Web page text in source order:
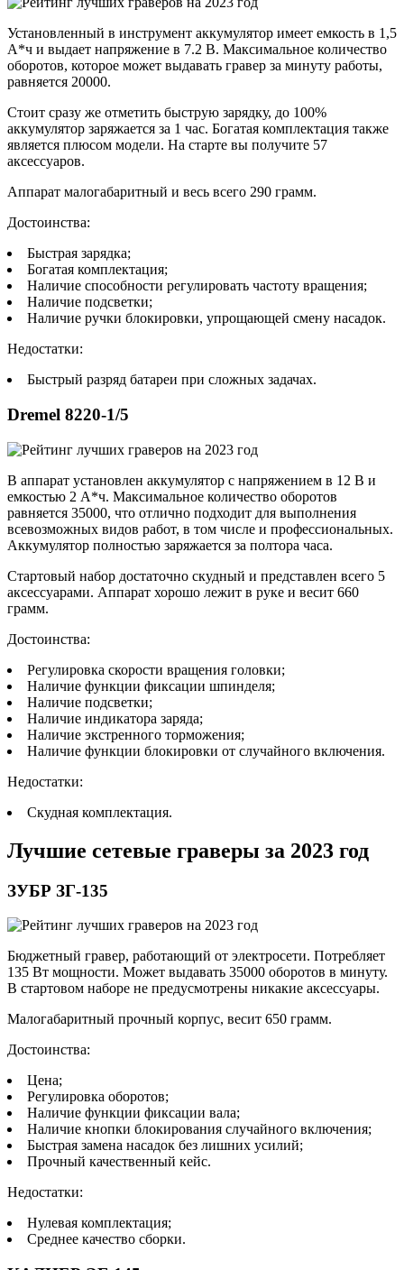
Установленный в инструмент аккумулятор имеет емкость в 1,5
А*ч и выдает напряжение в 7.2 В. Максимальное количество
оборотов, которое может выдавать гравер за минуту работы,
равняется 20000.
Стоит сразу же отметить быструю зарядку, до 100%
аккумулятор заряжается за 1 час. Богатая комплектация также
является плюсом модели. На старте вы получите 57
аксессуаров.
Аппарат малогабаритный и весь всего 290 грамм.
Достоинства:
Быстрая зарядка;
Богатая комплектация;
Наличие способности регулировать частоту вращения;
Наличие подсветки;
Наличие ручки блокировки, упрощающей смену насадок.
Недостатки:
Быстрый разряд батареи при сложных задачах.
Dremel 8220-1/5
В аппарат установлен аккумулятор с напряжением в 12 В и
емкостью 2 А*ч. Максимальное количество оборотов
равняется 35000, что отлично подходит для выполнения
всевозможных видов работ, в том числе и профессиональных.
Аккумулятор полностью заряжается за полтора часа.
Стартовый набор достаточно скудный и представлен всего 5
аксессуарами. Аппарат хорошо лежит в руке и весит 660
грамм.
Достоинства:
Регулировка скорости вращения головки;
Наличие функции фиксации шпинделя;
Наличие подсветки;
Наличие индикатора заряда;
Наличие экстренного торможения;
Наличие функции блокировки от случайного включения.
Недостатки:
Скудная комплектация.
Лучшие сетевые граверы за 2023 год
ЗУБР ЗГ-135
Бюджетный гравер, работающий от электросети. Потребляет
135 Вт мощности. Может выдавать 35000 оборотов в минуту.
В стартовом наборе не предусмотрены никакие аксессуары.
Малогабаритный прочный корпус, весит 650 грамм.
Достоинства:
Цена;
Регулировка оборотов;
Наличие функции фиксации вала;
Наличие кнопки блокирования случайного включения;
Быстрая замена насадок без лишних усилий;
Прочный качественный кейс.
Недостатки:
Нулевая комплектация;
Среднее качество сборки.